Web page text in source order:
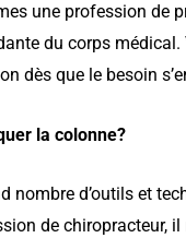
une profession de
du corps médical.
dès que le besoin
la colonne?
nombre d’outils et
de chiropracteur, il